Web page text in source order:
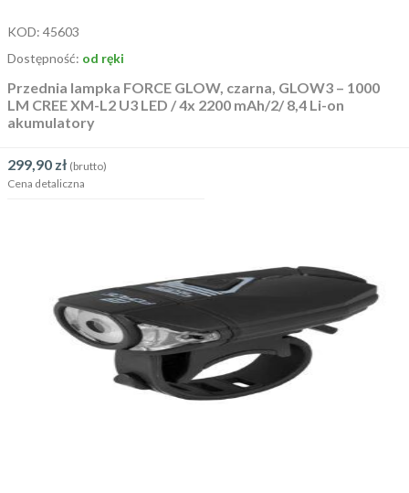
KOD: 45603
Dostępność: od ręki
Przednia lampka FORCE GLOW, czarna, GLOW3 – 1000
LM CREE XM-L2 U3 LED / 4x 2200 mAh/2/ 8,4 Li-on
akumulatory
299,90 zł (brutto)
Cena detaliczna